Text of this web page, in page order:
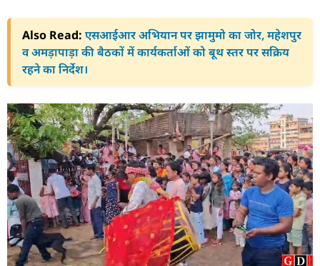
Also Read: एसआईआर अभियान पर झामुमो का जोर, महेशपुर
व अमड़ापाड़ा की बैठकों में कार्यकर्ताओं को बूथ स्तर पर सक्रिय
रहने का निर्देश।